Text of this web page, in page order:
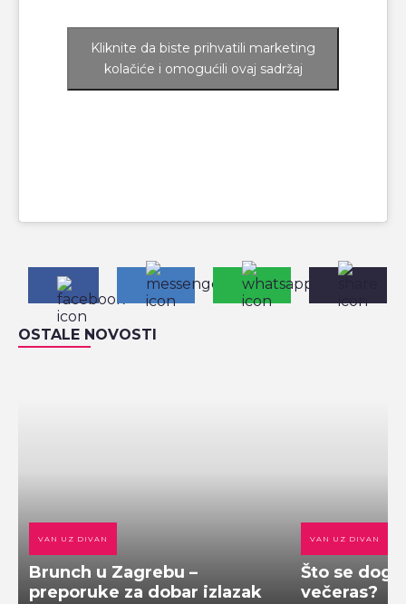
Kliknite da biste prihvatili marketing
kolačiće i omogućili ovaj sadržaj
OSTALE NOVOSTI
VAN UZ DIVAN
Brunch u Zagrebu –
preporuke za dobar izlazak
VAN UZ DIVAN
Što se
večeras?